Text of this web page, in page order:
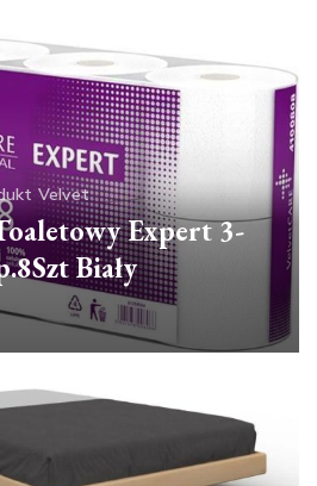
Velvet
Expert 3-
Biały